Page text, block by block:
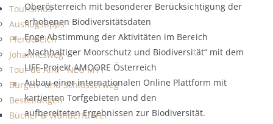
Tourismus
Ausflugstipps
Pferdereich
Johannesweg
Tour de Alm - NEU M11
Burgen- und Schlösserweg
Bestellungen
Bücher & Wanderführer
Oberösterreich mit besonderer Berücksichtigung der
erhobenen Biodiversitätsdaten
Enge Abstimmung der Aktivitäten im Bereich
„Nachhaltiger Moorschutz und Biodiversität“ mit dem
LIFE-Projekt AMOORE Österreich
Aubau einer internationalen Online Plattform mit
kartierten Torfgebieten und den
aufbereiteten Ergebnissen zur Biodiversität.